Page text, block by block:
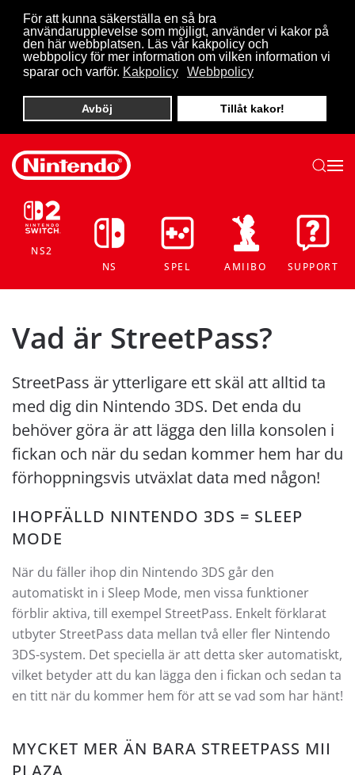
För att kunna säkerställa en så bra
användarupplevelse som möjligt, använder vi kakor på
den här webbplatsen. Läs vår kakpolicy och
webbpolicy för mer information om vilken information vi
sparar och varför. Kakpolicy Webbpolicy
Avböj Tillåt kakor!
Skip to main content
NS2
NS
SPEL AMIIBO SUPPORT
Vad är StreetPass?
StreetPass är ytterligare ett skäl att alltid ta
med dig din Nintendo 3DS. Det enda du
behöver göra är att lägga den lilla konsolen i
fickan och när du sedan kommer hem har du
förhoppningsvis utväxlat data med någon!
IHOPFÄLLD NINTENDO 3DS = SLEEP
MODE
När du fäller ihop din Nintendo 3DS går den
automatiskt in i Sleep Mode, men vissa funktioner
förblir aktiva, till exempel StreetPass. Enkelt förklarat
utbyter StreetPass data mellan två eller fler Nintendo
3DS-system. Det speciella är att detta sker automatiskt,
vilket betyder att du kan lägga den i fickan och sedan ta
en titt när du kommer hem för att se vad som har hänt!
MYCKET MER ÄN BARA STREETPASS MII
PLAZA